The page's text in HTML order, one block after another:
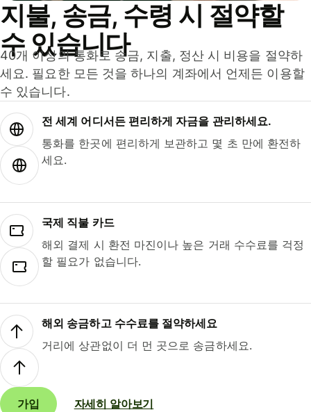
지불, 송금, 수령 시 절약할
수 있습니다
40개 이상의 통화로 송금, 지출, 정산 시 비용을 절약하
세요. 필요한 모든 것을 하나의 계좌에서 언제든 이용할
수 있습니다.
전 세계 어디서든 편리하게 자금을 관리하세요.
통화를 한곳에 편리하게 보관하고 몇 초 만에 환전하
세요.
국제 직불 카드
해외 결제 시 환전 마진이나 높은 거래 수수료를 걱정
할 필요가 없습니다.
해외 송금하고 수수료를 절약하세요
거리에 상관없이 더 먼 곳으로 송금하세요.
가입 자세히 알아보기